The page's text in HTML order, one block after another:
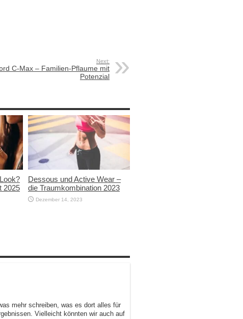
Next:
C-Max – Familien-Pflaume mit
Potenzial
2025
Dessous und Active Wear –
die Traumkombination 2023
Dezember 14, 2023
mehr schreiben, was es dort alles für
Vielleicht könnten wir auch auf